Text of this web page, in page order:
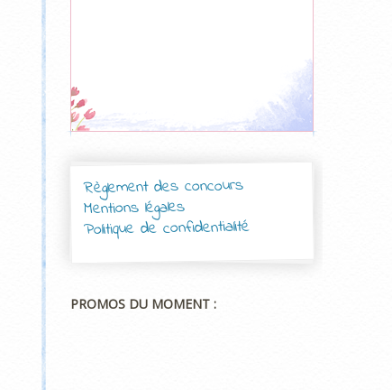
Règlement des concours
Mentions légales
Politique de confidentialité
PROMOS DU MOMENT :